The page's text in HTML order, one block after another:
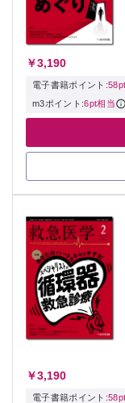
￥3,190
電子書籍ポイント:
m3ポイント:6pt相当
￥3,190
電子書籍ポイント: